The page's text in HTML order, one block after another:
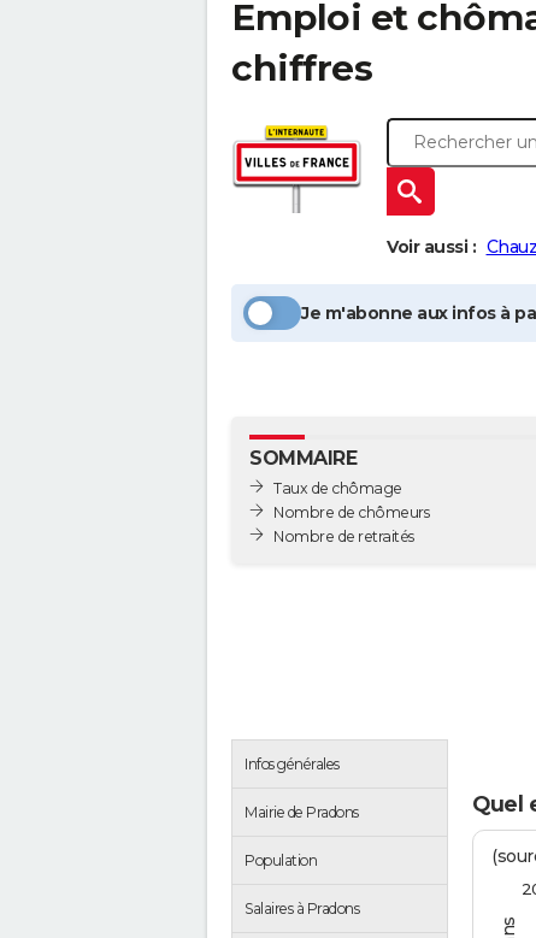
Emploi et
chiffres
Voir aussi :
Je m'abonne aux infos à
SOMMAIRE
Taux de chômage
Nombre de chômeurs
Nombre de retraités
Infos générales
Mairie de Pradons
Population
Salaires à Pradons
Quel